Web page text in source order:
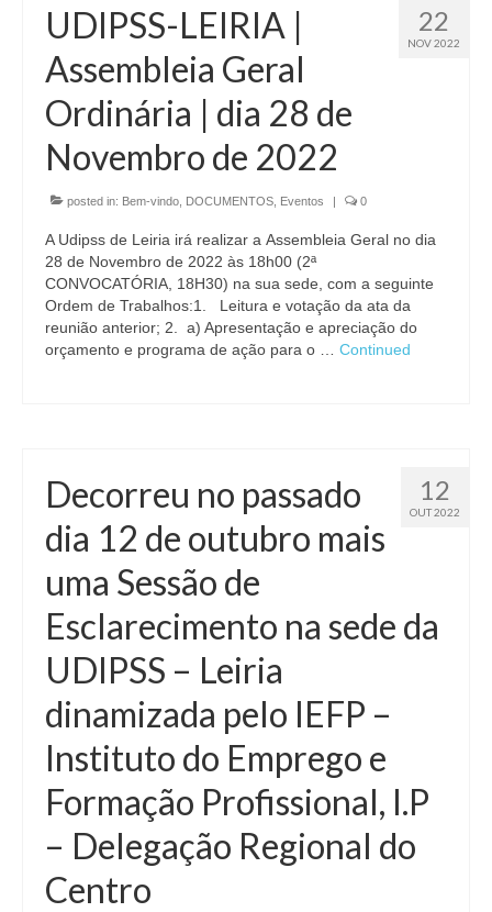
22
NOV 2022
UDIPSS-LEIRIA |
Assembleia Geral
Ordinária | dia 28 de
Novembro​ de 2022
posted in: Bem-vindo DOCUMENTOS Eventos | 0
A Udipss de Leiria irá realizar a Assembleia Geral no dia
28 de Novembro de 2022 às 18h00 (2ª
CONVOCATÓRIA, 18H30) na sua sede, com a seguinte
Ordem de Trabalhos:1. Leitura e votação da ata da
reunião anterior; 2. a) Apresentação e apreciação do
orçamento e programa de ação para o … Continued
12
OUT 2022
Decorreu no passado
dia 12 de outubro mais
uma Sessão de
Esclarecimento na sede da
UDIPSS – Leiria
dinamizada pelo IEFP –
Instituto do Emprego e
Formação Profissional, I.P
– Delegação Regional do
Centro